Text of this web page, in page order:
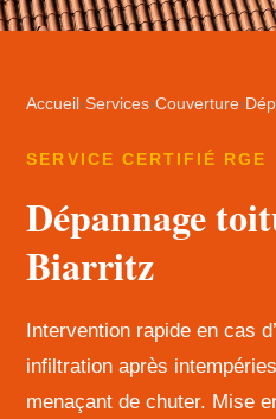
Accueil ›Services›Couverture›
SERVICE CERTIFIÉ RGE
Dépannage
Biarritz
Intervention rapide en cas
infiltration après
menaçant de chuter. Mise